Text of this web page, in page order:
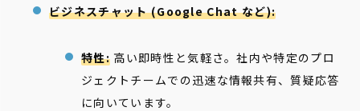
ビジネスチャット (Google Chat など):
特性:高い即時性と気軽さ。社内や特定のプロ
ジェクトチームでの迅速な情報共有、質疑応答
に向いています。